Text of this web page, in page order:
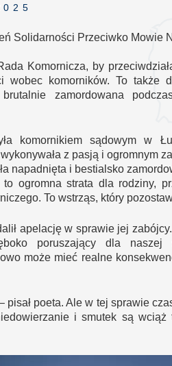
Solidarności Przeciwko Mowie
Komornicza, by
wobec komorników. To także
zamordowana
komornikiem sądowym w
z pasją i ogromnym
napadnięta i bestialsko
ogromna strata dla rodziny,
To wstrząs, który
apelację w sprawie jej
poruszający dla naszej
może mieć realne
pisał poeta. Ale w tej sprawie
i smutek są wciąż